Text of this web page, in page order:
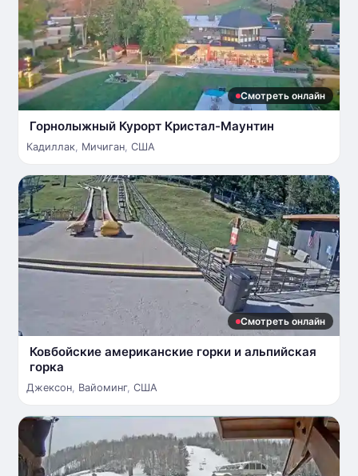
Смотреть онлайн
Горнолыжный Курорт Кристал-Маунтин
Кадиллак, Мичиган, США
Смотреть онлайн
Ковбойские американские горки и альпийская
горка
Джексон, Вайоминг, США